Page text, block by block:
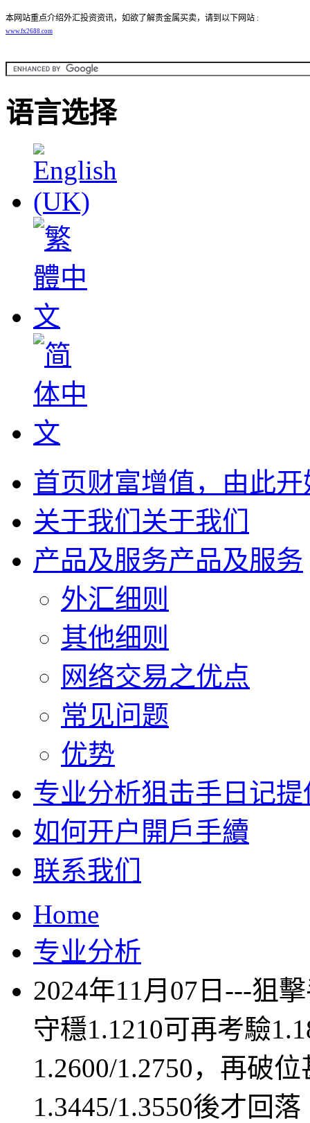
本网站重点介绍外汇投资资讯，如欲了解贵金属买卖，请到以下网站 ︰
www.fx2688.com
语言选择
首页财富增值，由此
关于我们 关于我们
产品及服务产品及服务
外汇细则
其他细则
网络交易之优点
常见问题
优势
专业分析狙击手日记
如何开户 開戶手續
联系我们
Home
专业分析
2024年11月07日---狙
守穩1.1210可再考驗
1.2600/1.2750，再破
1.3445/1.3550後才回落